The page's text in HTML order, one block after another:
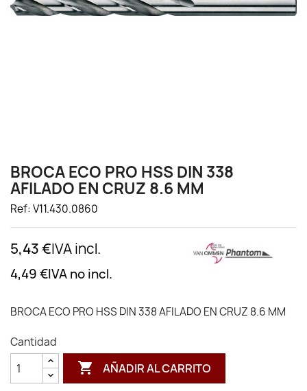
BROCA ECO PRO HSS DIN 338
AFILADO EN CRUZ 8.6 MM
Ref: V11.430.0860
5,43 €IVA incl.
4,49 €IVA no incl.
BROCA ECO PRO HSS DIN 338 AFILADO EN CRUZ 8.6 MM
Cantidad
 AÑADIR AL CARRITO